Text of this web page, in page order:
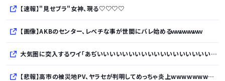
【速報】"見せブラ"女神、現る♡♡♡♡
【画像】AKBのセンター、レベチな事が世間にバレ始めるｗｗｗｗｗｗｗ
大気圏に突入するワイ「あぢいいいいいいいいいいいいいいいいいい！！！！」
【悲報】高市の被災地PV、ヤラセが判明してめっちゃ炎上wwwwwwwwwwwwwwwwwwwwwwwwwww